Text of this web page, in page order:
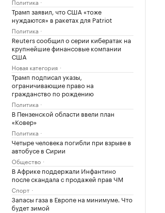
Трамп заявил, что США «тоже
нуждаются» в ракетах для Patriot
Политика
Reuters сообщил о серии кибератак на
крупнейшие финансовые компании
США
Новая категория
Трамп подписал указы,
ограничивающие право на
гражданство по рождению
Политика
В Пензенской области ввели план
«Ковер»
Политика
Четыре человека погибли при взрыве в
автобусе в Сирии
Общество
В Африке поддержали Инфантино
после скандала с продажей прав ЧМ
Спорт
Запасы газа в Европе на минимуме. Что
будет зимой